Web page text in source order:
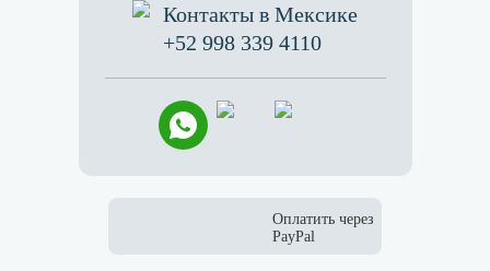
Контакты в Мексике
+52 998 339 4110